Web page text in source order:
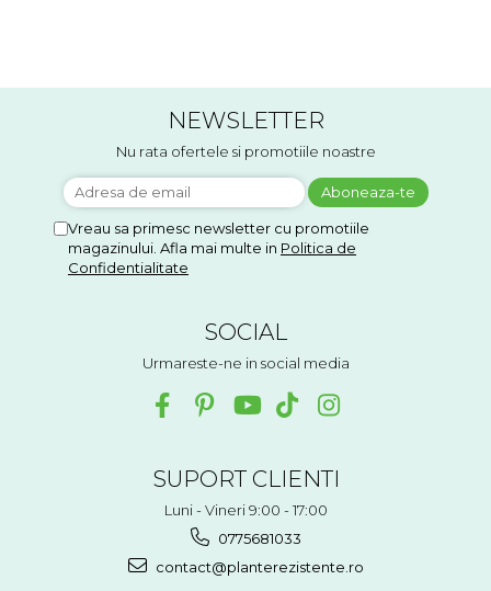
NEWSLETTER
Nu rata ofertele si promotiile noastre
Vreau sa primesc newsletter cu promotiile
magazinului. Afla mai multe in Politica de
Confidentialitate
SOCIAL
Urmareste-ne in social media
SUPORT CLIENTI
Luni - Vineri 9:00 - 17:00
0775681033
contact@planterezistente.ro